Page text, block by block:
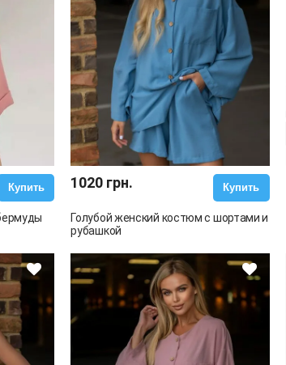
Купить 1020 грн. Купить
Голубой женский костюм с шортами и
рубашкой